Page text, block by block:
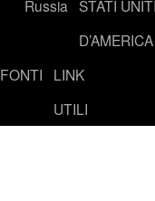
Russia STATI
D’AMERICA
FONTI
LINK
UTILI